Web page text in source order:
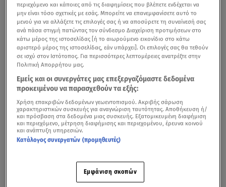
περιεχόμενο και κάποιες από τις διαφημίσεις που βλέπετε ενδέχεται να
μην είναι τόσο σχετικές με εσάς. Μπορείτε να επανεμφανίσετε αυτό το
μενού για να αλλάξετε τις επιλογές σας ή να αποσύρετε τη συναίνεσή σας
ανά πάσα στιγμή πατώντας τον σύνδεσμο Διαχείριση προτιμήσεων στο
κάτω μέρος της ιστοσελίδας [ή το αιωρούμενο εικονίδιο στο κάτω
αριστερό μέρος της ιστοσελίδας, εάν υπάρχει]. Οι επιλογές σας θα τεθούν
σε ισχύ στον Ιστότοπος. Για περισσότερες λεπτομέρειες ανατρέξτε στην
Πολιτική Απορρήτου μας.
Εμείς και οι συνεργάτες μας επεξεργαζόμαστε δεδομένα
προκειμένου να παρασχεθούν τα εξής:
Χρήση επακριβών δεδομένων γεωεντοπισμού. Ακριβής σάρωση
χαρακτηριστικών συσκευής για αναγνώριση ταυτότητας. Αποθήκευση ή/
και πρόσβαση στα δεδομένα μιας συσκευής. Εξατομικευμένη διαφήμιση
και περιεχόμενο, μέτρηση διαφήμισης και περιεχομένου, έρευνα κοινού
και ανάπτυξη υπηρεσιών.
Κατάλογος συνεργατών (προμηθευτές)
Εμφάνιση σκοπών